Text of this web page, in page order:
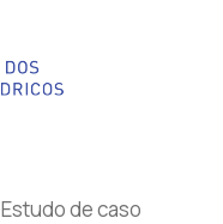
Estudo de caso